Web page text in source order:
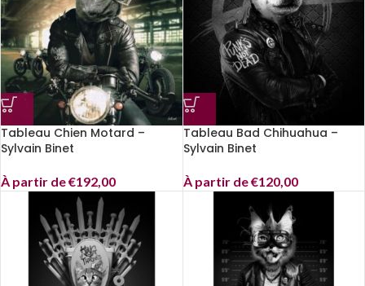
Tableau Chien Motard –
Sylvain Binet
À partir de€192,00
Tableau Bad Chihuahua –
Sylvain Binet
À partir de€120,00